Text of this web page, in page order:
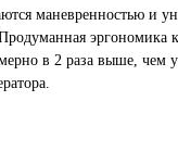
маневренностью и
эргономика
в 2 раза выше, чем